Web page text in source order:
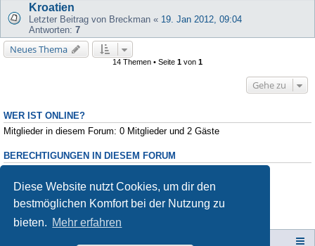
Diese Website nutzt Cookies, um dir den
bestmöglichen Komfort bei der Nutzung zu
bieten. Mehr erfahren
Kroatien
Letzter Beitrag von Breckman « 19. Jan 2012, 09:04
Antworten: 7
Neues Thema
14 Themen • Seite 1 von 1
Gehe zu
WER IST ONLINE?
Mitglieder in diesem Forum: 0 Mitglieder und 2 Gäste
BERECHTIGUNGEN IN DIESEM FORUM
Du darfst keineAntworten zu Themen in diesem Forum erstellen.
Du darfst deine Beiträge in diesem Forum
Du darfst deine Beiträge in diesem Forumnichtlöschen.
Du darfst keineDateianhänge in diesem Forum erstellen.